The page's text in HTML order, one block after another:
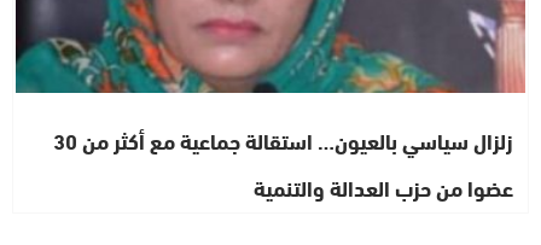
زلزال سياسي بالعيون… استقالة جماعية مع أكثر من 30
عضوا من حزب العدالة والتنمية